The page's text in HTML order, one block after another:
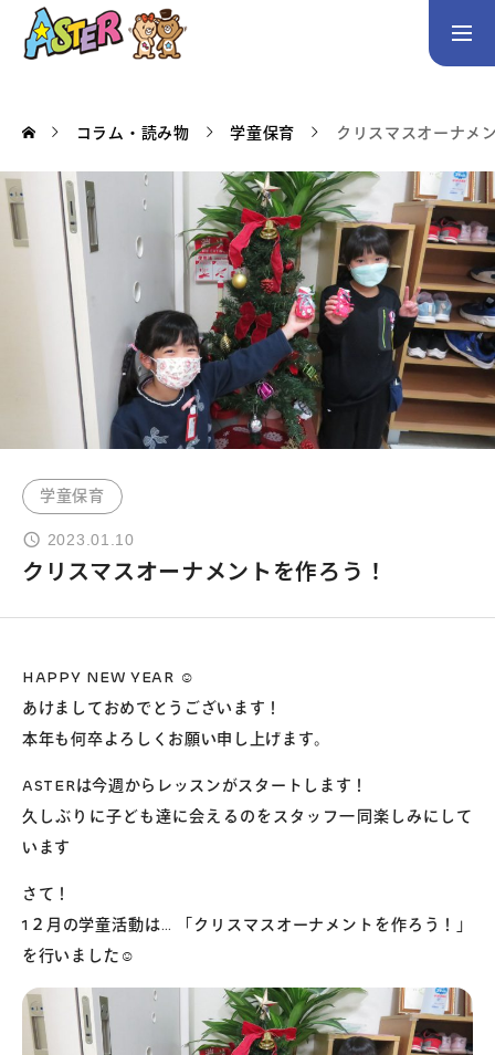
トップページ
コース案内
英会話／プログラミング／3Dデザイン／学童保育
英会話（未就学児） 英会話（小学生） 英会話（中学生）
生徒・保護者の声
スタッフ紹介
アクセス
よくあるご質問
お問い合わせ
コラム・読み物
コラム・読み物 学童保育 クリスマスオーナメ
学童保育
2023.01.10
クリスマスオーナメントを作ろう！
HAPPY NEW YEAR ☺
あけましておめでとうございます！
本年も何卒よろしくお願い申し上げます。
ASTERは今週からレッスンがスタートします！
久しぶりに子ども達に会えるのをスタッフ一同楽しみにして
います
さて！
1２月の学童活動は… 「クリスマスオーナメントを作ろう！」
を行いました☺